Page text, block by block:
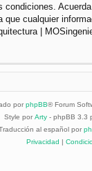
cualquier
|
por phpBB® Forum
Style por Arty - phpBB 3.3
al español por
Privacidad |